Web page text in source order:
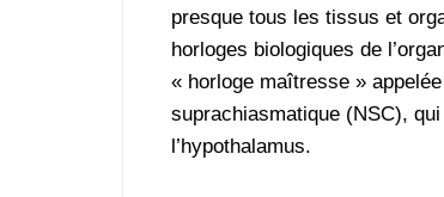
presque tous les tissus et
horloges biologiques de
« horloge maîtresse »
suprachiasmatique (NSC),
l’hypothalamus.